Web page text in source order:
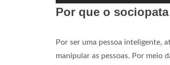
Por que o
Por ser uma pessoa inteligente,
manipular as pessoas. Por meio